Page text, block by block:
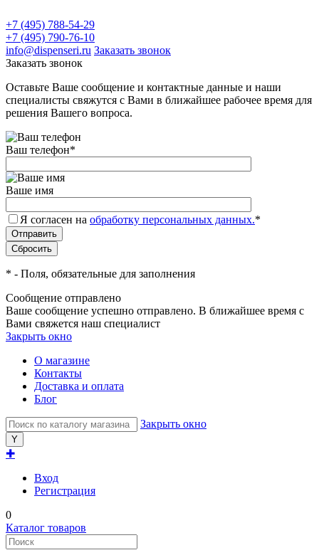
+7 (495) 788-54-29
+7 (495) 790-76-10
info@dispenseri.ru Заказать звонок
Заказать звонок
Оставьте Ваше сообщение и контактные данные и наши
специалисты свяжутся с Вами в ближайшее рабочее время для
решения Вашего вопроса.
Ваш телефон*
Ваше имя
Я согласен на обработку персональных данных.*
* - Поля, обязательные для заполнения
Сообщение отправлено
Ваше сообщение успешно отправлено. В ближайшее время с
Вами свяжется наш специалист
Закрыть окно
О магазине
Контакты
Доставка и оплата
Блог
Закрыть окно
✚
Вход
Регистрация
0
Каталог товаров